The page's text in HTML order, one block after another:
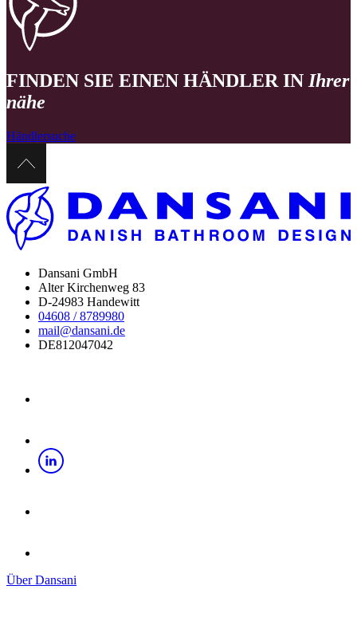
FINDEN SIE EINEN HÄNDLER IN Ihrer
nähe
Händlersuche
Dansani GmbH
Alter Kirchenweg 83
D-24983 Handewitt
04608 / 8789980
mail@dansani.de
DE812047042
Über Dansani